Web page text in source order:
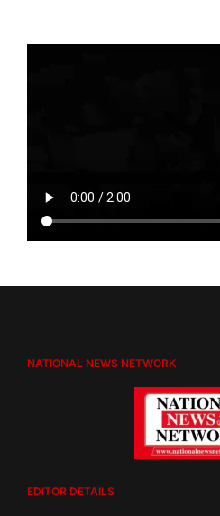
NATIONAL NEWS NETWORK
EDITOR DETAILS